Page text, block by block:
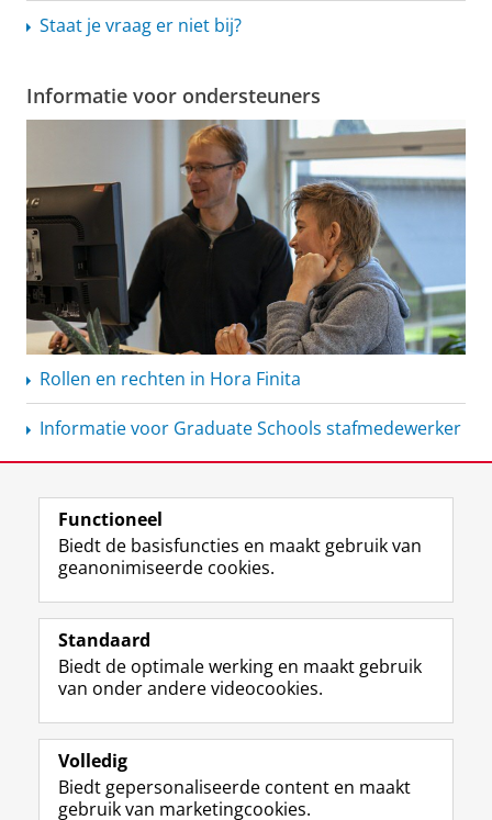
Staat je vraag er niet bij?
Informatie voor ondersteuners
Rollen en rechten in Hora Finita
Informatie voor Graduate Schools stafmedewerker
View this page in:
Volg ons op
M
a
t
o
o
p
r
I
n
t
r
m
-
De UB voor medewerkers
Praktisch
Over de UB
Functioneel
Biedt de basisfuncties en maakt gebruik van
geanonimiseerde cookies.
Standaard
Biedt de optimale werking en maakt gebruik
van onder andere videocookies.
Volledig
Biedt gepersonaliseerde content en maakt
gebruik van marketingcookies.